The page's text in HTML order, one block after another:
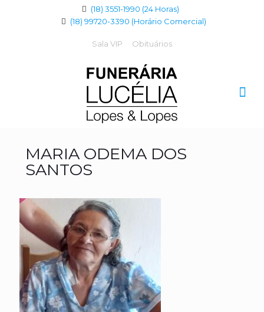
(18) 3551-1990 (24 Horas)
(18) 99720-3390 (Horário Comercial)
Sala VIP Obituários
MARIA ODEMA DOS
SANTOS